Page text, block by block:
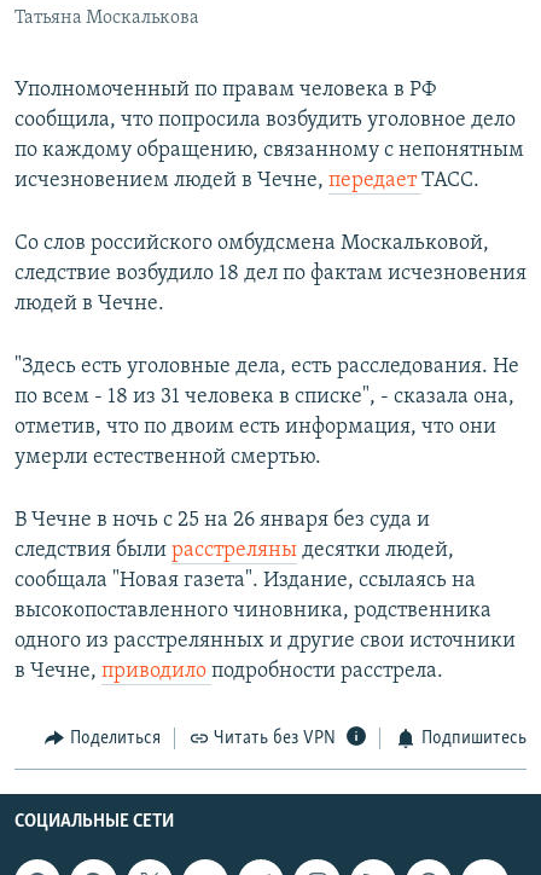
Все сайты РСЕ/РС
Татьяна Москалькова
Уполномоченный по правам человека в РФ
сообщила, что попросила возбудить уголовное дело
по каждому обращению, связанному с непонятным
исчезновением людей в Чечне, передаетТАСС.
Со слов российского омбудсмена Москальковой,
следствие возбудило 18 дел по фактам исчезновения
людей в Чечне.
"Здесь есть уголовные дела, есть расследования. Не
по всем - 18 из 31 человека в списке", - сказала она,
отметив, что по двоим есть информация, что они
умерли естественной смертью.
В Чечне в ночь с 25 на 26 января без суда и
следствия были расстреляны десятки людей,
сообщала "Новая газета". Издание, ссылаясь на
высокопоставленного чиновника, родственника
одного из расстрелянных и другие свои источники
в Чечне, приводило подробности расстрела.
Поделиться Читать без VPN Подпишитесь
СОЦИАЛЬНЫЕ СЕТИ